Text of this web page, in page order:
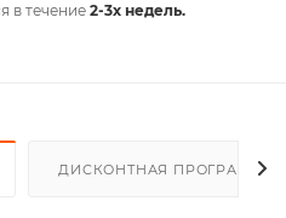
в течение 2-3х недель.
ДИСКОНТНАЯ ПРОГРАММА